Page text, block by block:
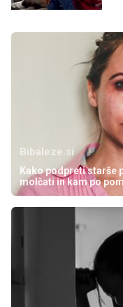
Bibaleze.si
Kako podpreti starše
molčati in kam po